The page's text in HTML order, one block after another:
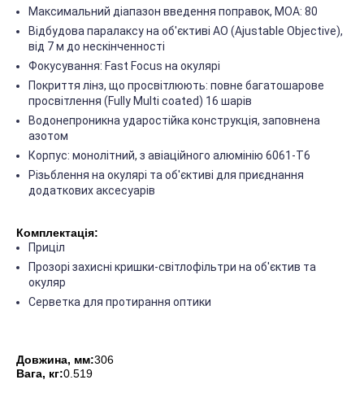
Максимальний діапазон введення поправок, МОА: 80
Відбудова паралаксу на об'єктиві AO (Ajustable Objective),
від 7 м до нескінченності
Фокусування: Fast Focus на окулярі
Покриття лінз, що просвітлюють: повне багатошарове
просвітлення (Fully Multi coated) 16 шарів
Водонепроникна ударостійка конструкція, заповнена
азотом
Корпус: монолітний, з авіаційного алюмінію 6061-T6
Різьблення на окулярі та об'єктиві для приєднання
додаткових аксесуарів
Комплектація:
Приціл
Прозорі захисні кришки-світлофільтри на об'єктив та
окуляр
Серветка для протирання оптики
Довжина, мм:306
Вага, кг:0.519